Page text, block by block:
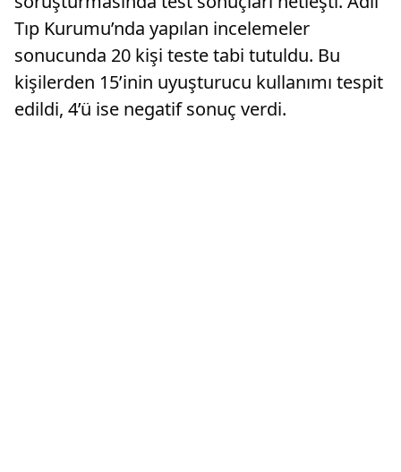
Tıp Kurumu’nda yapılan incelemeler
sonucunda 20 kişi teste tabi tutuldu. Bu
kişilerden 15’inin uyuşturucu kullanımı tespit
edildi, 4’ü ise negatif sonuç verdi.